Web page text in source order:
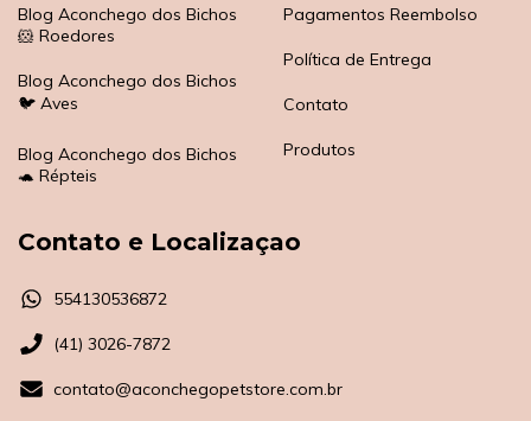
Blog Aconchego dos Bichos
🐹 Roedores
Blog Aconchego dos Bichos
🐦 Aves
Blog Aconchego dos Bichos
🐢 Répteis
Pagamentos Reembolso
Política de Entrega
Contato
Produtos
Contato e Localizaçao
554130536872
(41) 3026-7872
contato@aconchegopetstore.com.br